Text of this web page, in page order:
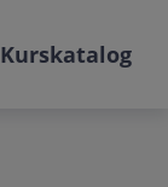
Kurskatalog